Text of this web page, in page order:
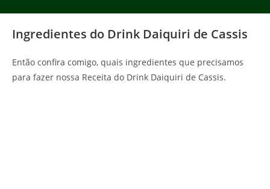
Ingredientes do Drink Daiquiri de Cassis
Então confira comigo, quais ingredientes que precisamos
para fazer nossa Receita do Drink Daiquiri de Cassis.